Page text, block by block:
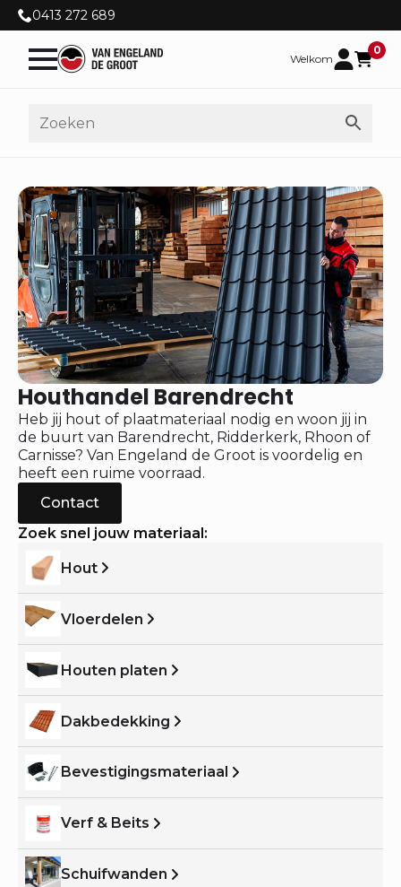
0413 272 689
Welkom
0
Houthandel Barendrecht
Heb jij hout of plaatmateriaal nodig en woon jij in
de buurt van Barendrecht, Ridderkerk, Rhoon of
Carnisse? Van Engeland de Groot is voordelig en
heeft een ruime voorraad.
Contact
Zoek snel jouw materiaal:
Hout
Vloerdelen
Houten platen
Dakbedekking
Bevestigingsmateriaal
Verf & Beits
Schuifwanden